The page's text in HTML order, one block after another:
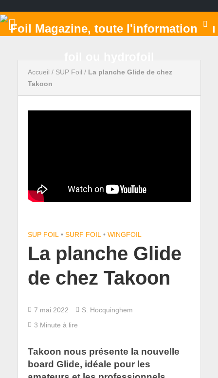
Accueil / SUP Foil / La planche Glide de chez
Takoon
SUP FOIL • SURF FOIL • WINGFOIL
La planche Glide
de chez Takoon
7 mai 2022
S. Hocquinghem
3 Minute à lire
Takoon nous présente la nouvelle
board Glide, idéale pour les